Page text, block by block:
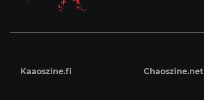
Kaaoszine.fi Chaoszine.net